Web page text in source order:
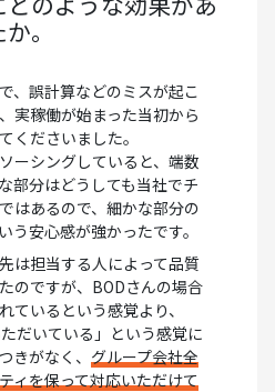
。
、誤計算などのミスが起こ
実稼働が始まった当初から
くださいました。
ーシングしていると、端数
部分はどうしても当社でチ
はあるので、細かな部分の
う安心感が強かったです。
は担当する人によって品質
のですが、BODさんの場合
ているという感覚より、
だいている」という感覚に
きがなく、 グループ会社全
ィを保って対応いただけて